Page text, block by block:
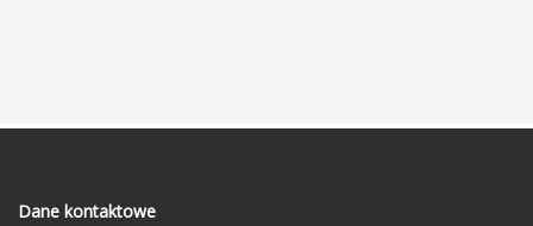
Dane kontaktowe